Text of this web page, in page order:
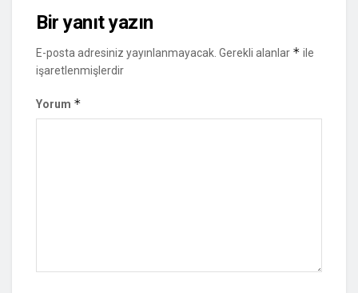
Bir yanıt yazın
E-posta adresiniz yayınlanmayacak. Gerekli alanlar * ile
işaretlenmişlerdir
Yorum *